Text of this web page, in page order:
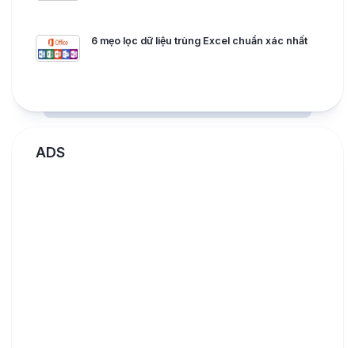
6 mẹo lọc dữ liệu trùng Excel chuẩn xác nhất
ADS